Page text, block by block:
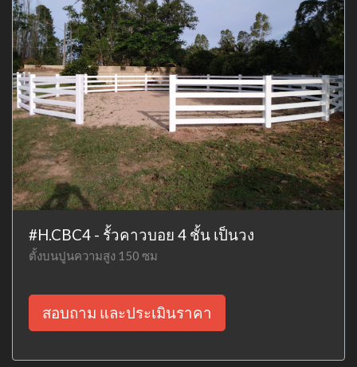
#H.CBC4 - รั้วคาวบอย 4 ชั้น เป็นวง
ตั้งบนปูนความสูง 150 ซม
สอบถาม และประเมินราคา